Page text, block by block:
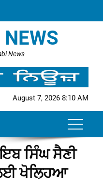
News
August 7, 2026 8:10 AM
ਸਿੰਘ ਸੈਣੀ
ਖੋਲ੍ਹਿਆ